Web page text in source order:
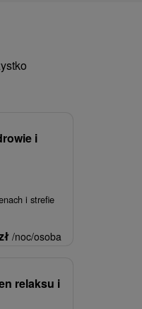
i
i strefie
/noc/osoba
relaksu i